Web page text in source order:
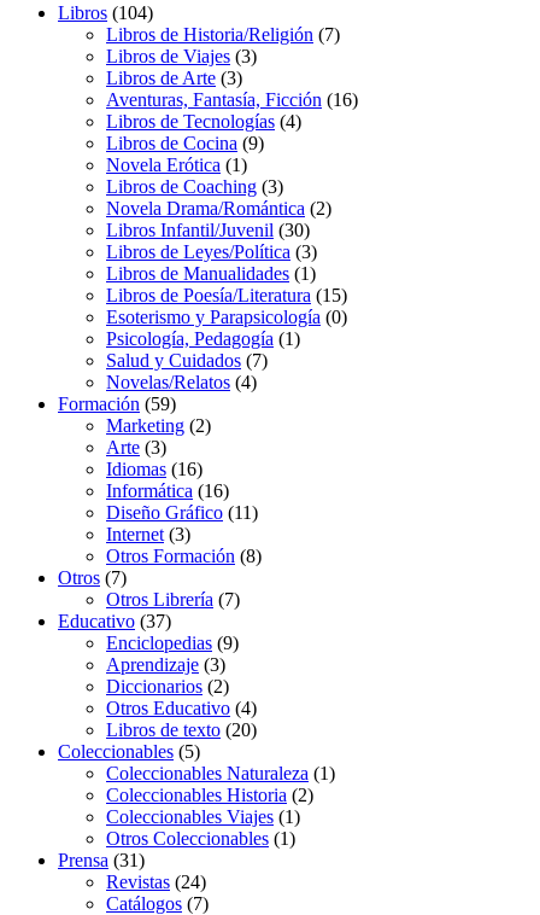
Libros (104)
Libros de Historia/Religión (7)
Libros de Viajes (3)
Libros de Arte (3)
Aventuras, Fantasía, Ficción (16)
Libros de Tecnologías (4)
Libros de Cocina (9)
Novela Erótica (1)
Libros de Coaching (3)
Novela Drama/Romántica (2)
Libros Infantil/Juvenil (30)
Libros de Leyes/Política (3)
Libros de Manualidades (1)
Libros de Poesía/Literatura (15)
Esoterismo y Parapsicología (0)
Psicología, Pedagogía (1)
Salud y Cuidados (7)
Novelas/Relatos (4)
Formación (59)
Marketing (2)
Arte (3)
Idiomas (16)
Informática (16)
Diseño Gráfico (11)
Internet (3)
Otros Formación (8)
Otros (7)
Otros Librería (7)
Educativo (37)
Enciclopedias (9)
Aprendizaje (3)
Diccionarios (2)
Otros Educativo (4)
Libros de texto (20)
Coleccionables (5)
Coleccionables Naturaleza (1)
Coleccionables Historia (2)
Coleccionables Viajes (1)
Otros Coleccionables (1)
Prensa (31)
Revistas (24)
Catálogos (7)